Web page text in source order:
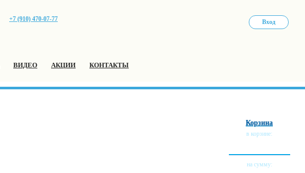
Вход
+7 (910) 470-07-77
ВИДЕО АКЦИИ КОНТАКТЫ
Корзина
в корзине:
на сумму: